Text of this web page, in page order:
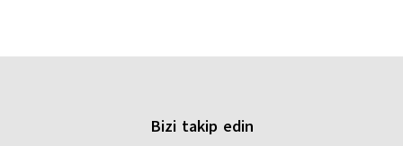
Bizi takip edin